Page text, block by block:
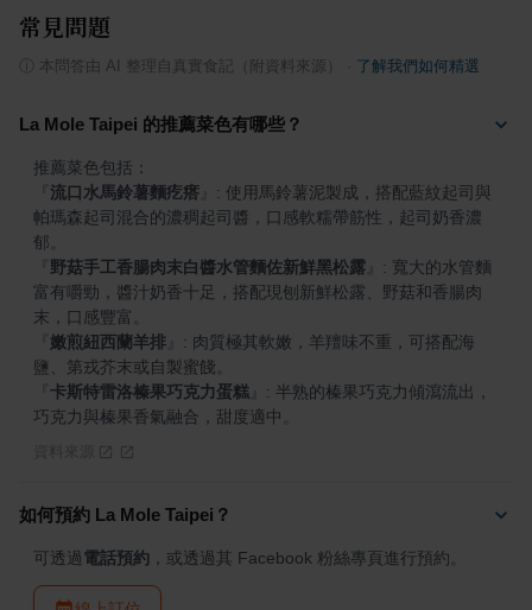
常見問題
本問答由 AI 整理自真實食記（附資料來源） 了解我們如何精選
La Mole Taipei 的推薦菜色有哪些？
流口水馬鈴薯麵疙瘩
: 使用馬鈴薯泥製成，搭配藍紋起司與
帕瑪森起司混合的濃稠起司醬，口感軟糯帶筋性，起司奶香濃
野菇手工香腸肉末白醬水管麵佐新鮮黑松露
: 寬大的水管麵
富有嚼勁，醬汁奶香十足，搭配現刨新鮮松露、野菇和香腸肉
嫩煎紐西蘭羊排
: 肉質極其軟嫩，羊羶味不重，可搭配海
卡斯特雷洛榛果巧克力蛋糕
: 半熟的榛果巧克力傾瀉流出，
巧克力與榛果香氣融合，甜度適中。
如何預約 La Mole Taipei？
可透過電話預約 ，或透過其 Facebook 粉絲專頁進行預約。